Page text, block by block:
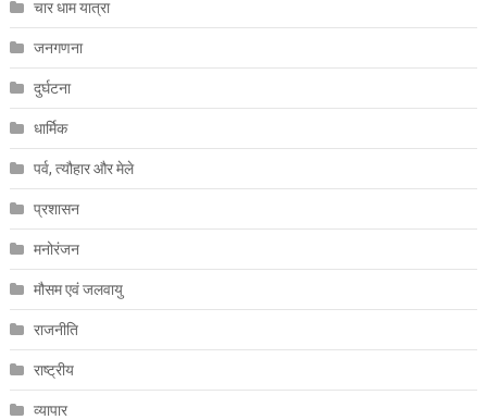
चार धाम यात्रा
जनगणना
दुर्घटना
धार्मिक
पर्व, त्यौहार और मेले
प्रशासन
मनोरंजन
मौसम एवं जलवायु
राजनीति
राष्ट्रीय
व्यापार